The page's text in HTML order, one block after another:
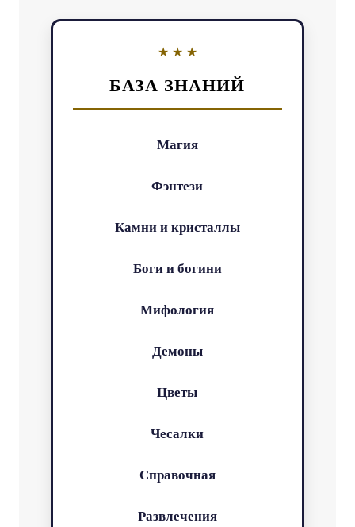
БАЗА ЗНАНИЙ
Магия
Фэнтези
Камни и кристаллы
Боги и богини
Мифология
Демоны
Цветы
Чесалки
Справочная
Развлечения